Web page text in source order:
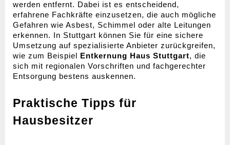
werden entfernt. Dabei ist es entscheidend,
erfahrene Fachkräfte einzusetzen, die auch mögliche
Gefahren wie Asbest, Schimmel oder alte Leitungen
erkennen. In Stuttgart können Sie für eine sichere
Umsetzung auf spezialisierte Anbieter zurückgreifen,
wie zum Beispiel
Entkernung Haus Stuttgart, die
sich mit regionalen Vorschriften und fachgerechter
Entsorgung bestens auskennen.
Praktische Tipps für
Hausbesitzer